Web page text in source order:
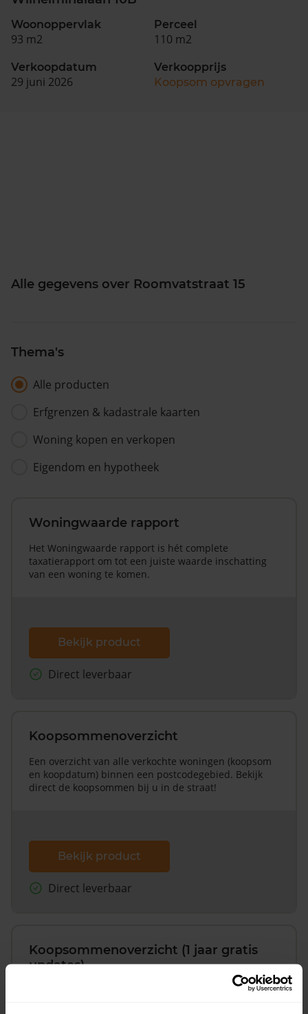
Woonoppervlak
93 m2
Perceel
110 m2
Verkoopdatum
29 juni 2026
Verkoopprijs
Koopsom opvragen
Alle gegevens over Roomvatstraat 15
Thema's
Alle producten
Erfgrenzen & kadastrale kaarten
Woning kopen en verkopen
Eigendom en hypotheek
Woningwaarde rapport
Het Woningwaarde rapport is hét complete
taxatierapport om tot een juiste waarde inschatting
van een woning te komen.
Bekijk product
Direct leverbaar
Koopsommenoverzicht
Een overzicht van alle verkochte woningen (koopsom
en koopdatum) binnen een postcodegebied. Bekijk
direct de koopsommen bij u in de straat!
Bekijk product
Direct leverbaar
Koopsommenoverzicht (1 jaar gratis
updates)